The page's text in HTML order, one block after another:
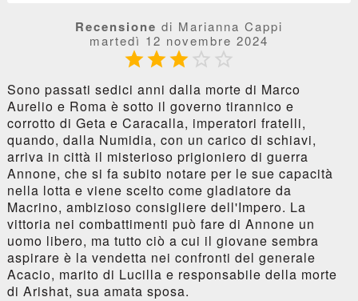
Recensione di Marianna Cappi
martedì 12 novembre 2024
  
Sono passati sedici anni dalla morte di Marco
Aurelio e Roma è sotto il governo tirannico e
corrotto di Geta e Caracalla, imperatori fratelli,
quando, dalla Numidia, con un carico di schiavi,
arriva in città il misterioso prigioniero di guerra
Annone, che si fa subito notare per le sue capacità
nella lotta e viene scelto come gladiatore da
Macrino, ambizioso consigliere dell'Impero. La
vittoria nei combattimenti può fare di Annone un
uomo libero, ma tutto ciò a cui il giovane sembra
aspirare è la vendetta nei confronti del generale
Acacio, marito di Lucilla e responsabile della morte
di Arishat, sua amata sposa.